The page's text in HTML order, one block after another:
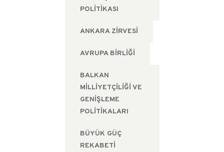
POLITIKASI
ANKARA ZIRVESI
AVRUPA BIRLIĞI
BALKAN
MILLIYETÇILIĞI VE
GENIŞLEME
POLITIKALARI
BÜYÜK GÜÇ
REKABETI